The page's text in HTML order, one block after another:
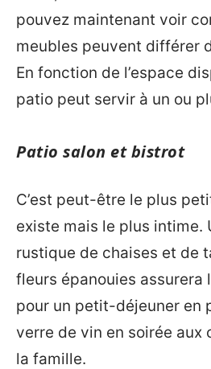
pouvez maintenant voir
meubles peuvent différer
En fonction de l’espace
patio peut servir à un ou
Patio salon et bistrot
C’est peut-être le plus
existe mais le plus intime.
rustique de chaises et de
fleurs épanouies assurera
pour un petit-déjeuner en
verre de vin en soirée aux
la famille.